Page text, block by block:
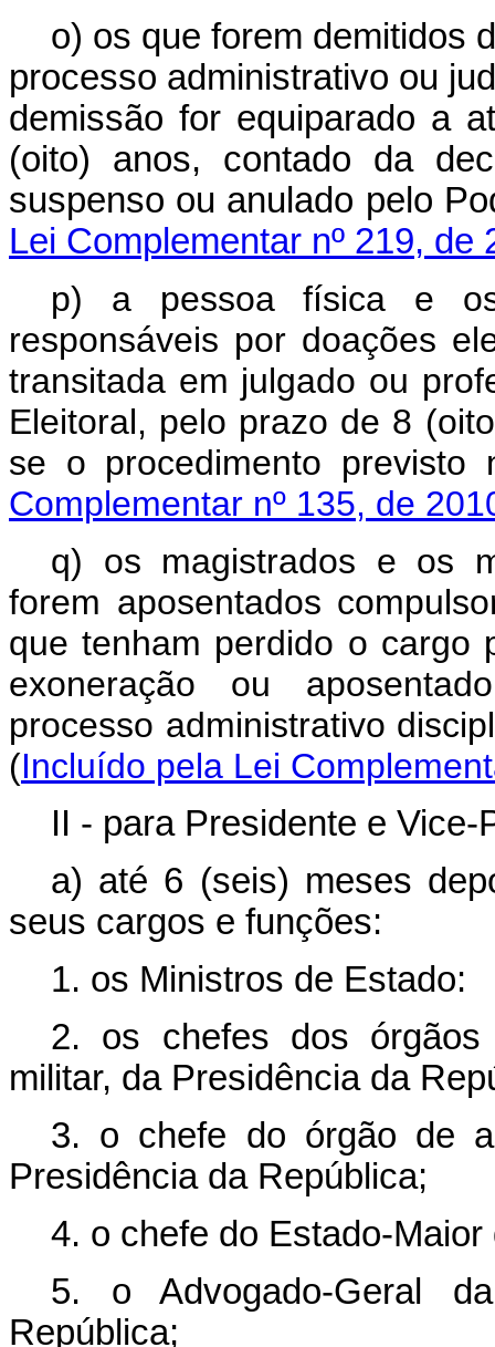
o) os que forem demitidos
processo administrativo ou
demissão for equiparado a
(oito) anos, contado da
suspenso ou anulado pelo
Lei Complementar nº 219, de
p) a pessoa física e
responsáveis por doações
transitada em julgado ou
Eleitoral, pelo prazo de 8
se o procedimento
Complementar nº 135, de
q) os magistrados e os
forem aposentados
que tenham perdido o cargo
exoneração ou
processo administrativo
(Incluído pela Lei
II - para Presidente e
a) até 6 (seis) meses
seus cargos e funções:
1. os Ministros de Estado:
2. os chefes dos
militar, da Presidência da
3. o chefe do órgão de
Presidência da República;
4. o chefe do Estado-
5. o Advogado-Geral
República;